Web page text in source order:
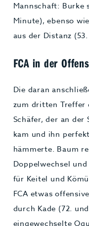
Mannschaft: Burke
Minute), ebenso
aus der Distanz
FCA in der
Die daran
zum dritten Treffer
Schäfer, der an der
kam und ihn
hämmerte. Baum
Doppelwechsel
für Keitel und
FCA etwas
durch Kade (72.
eingewechselte